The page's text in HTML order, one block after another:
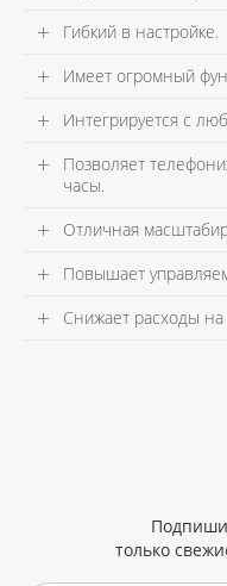
Гибкий в настройке.
Имеет огромный
Интегрируется с
Позволяет
часы.
Отличная
Повышает
Снижает расходы на
только